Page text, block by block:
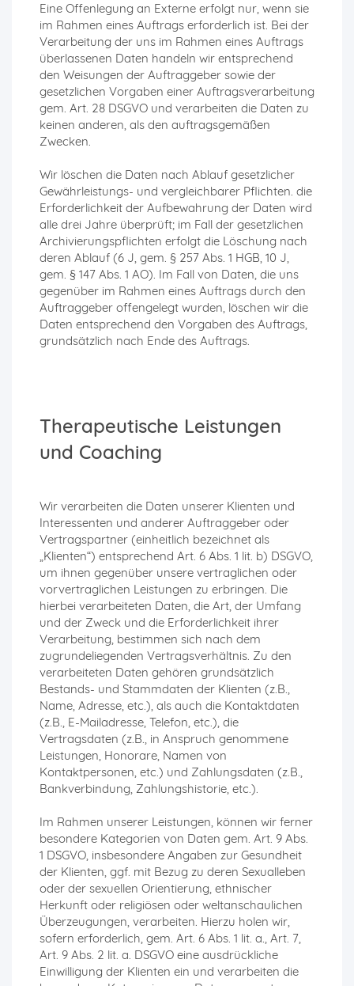
Eine Offenlegung an Externe erfolgt nur, wenn sie
im Rahmen eines Auftrags erforderlich ist. Bei der
Verarbeitung der uns im Rahmen eines Auftrags
überlassenen Daten handeln wir entsprechend
den Weisungen der Auftraggeber sowie der
gesetzlichen Vorgaben einer Auftragsverarbeitung
gem. Art. 28 DSGVO und verarbeiten die Daten zu
keinen anderen, als den auftragsgemäßen
Zwecken.
Wir löschen die Daten nach Ablauf gesetzlicher
Gewährleistungs- und vergleichbarer Pflichten. die
Erforderlichkeit der Aufbewahrung der Daten wird
alle drei Jahre überprüft; im Fall der gesetzlichen
Archivierungspflichten erfolgt die Löschung nach
deren Ablauf (6 J, gem. § 257 Abs. 1 HGB, 10 J,
gem. § 147 Abs. 1 AO). Im Fall von Daten, die uns
gegenüber im Rahmen eines Auftrags durch den
Auftraggeber offengelegt wurden, löschen wir die
Daten entsprechend den Vorgaben des Auftrags,
grundsätzlich nach Ende des Auftrags.
Therapeutische Leistungen
und Coaching
Wir verarbeiten die Daten unserer Klienten und
Interessenten und anderer Auftraggeber oder
Vertragspartner (einheitlich bezeichnet als
„Klienten“) entsprechend Art. 6 Abs. 1 lit. b) DSGVO,
um ihnen gegenüber unsere vertraglichen oder
vorvertraglichen Leistungen zu erbringen. Die
hierbei verarbeiteten Daten, die Art, der Umfang
und der Zweck und die Erforderlichkeit ihrer
Verarbeitung, bestimmen sich nach dem
zugrundeliegenden Vertragsverhältnis. Zu den
verarbeiteten Daten gehören grundsätzlich
Bestands- und Stammdaten der Klienten (z.B.,
Name, Adresse, etc.), als auch die Kontaktdaten
(z.B., E-Mailadresse, Telefon, etc.), die
Vertragsdaten (z.B., in Anspruch genommene
Leistungen, Honorare, Namen von
Kontaktpersonen, etc.) und Zahlungsdaten (z.B.,
Bankverbindung, Zahlungshistorie, etc.).
Im Rahmen unserer Leistungen, können wir ferner
besondere Kategorien von Daten gem. Art. 9 Abs.
1 DSGVO, insbesondere Angaben zur Gesundheit
der Klienten, ggf. mit Bezug zu deren Sexualleben
oder der sexuellen Orientierung, ethnischer
Herkunft oder religiösen oder weltanschaulichen
Überzeugungen, verarbeiten. Hierzu holen wir,
sofern erforderlich, gem. Art. 6 Abs. 1 lit. a., Art. 7,
Art. 9 Abs. 2 lit. a. DSGVO eine ausdrückliche
Einwilligung der Klienten ein und verarbeiten die